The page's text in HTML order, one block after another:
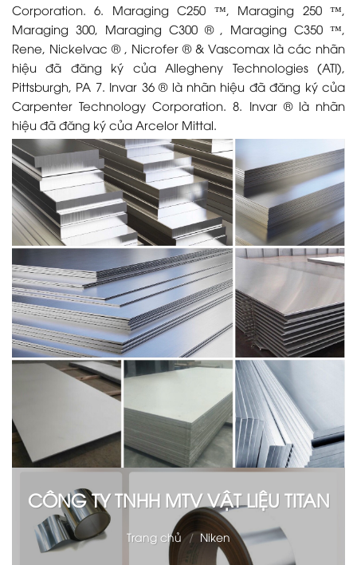
Corporation. 6. Maraging C250 ™, Maraging 250 ™,
Maraging 300, Maraging C300 ® , Maraging C350 ™,
Rene, Nickelvac ® , Nicrofer ® & Vascomax là các nhãn
hiệu đã đăng ký của Allegheny Technologies (ATI),
Pittsburgh, PA 7. Invar 36 ® là nhãn hiệu đã đăng ký của
Carpenter Technology Corporation. 8. Invar ® là nhãn
hiệu đã đăng ký của Arcelor Mittal.
CÔNG TY TNHH MTV VẬT LIỆU TITAN
Trang chủ / Niken